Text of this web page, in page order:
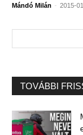
Mándó Milán - 2015-
TOVÁBBI